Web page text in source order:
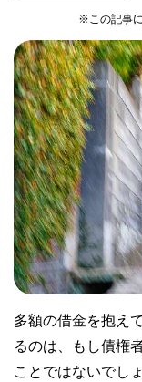
※この記事
多額の借金を抱え
るのは、もし債権
ことではないでし